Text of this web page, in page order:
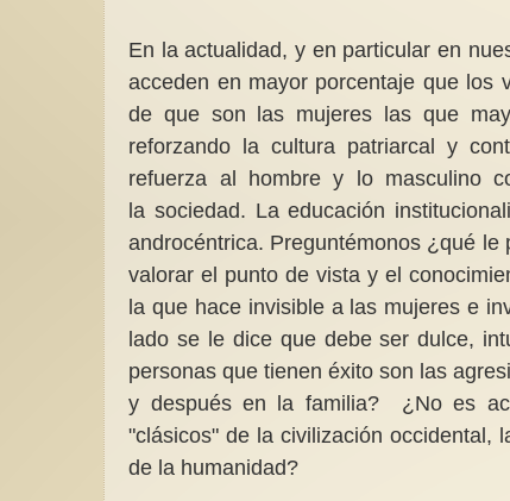
En la actualidad, y en particular en
acceden en mayor porcentaje que los
de que son las mujeres las que
reforzando la cultura patriarcal y
refuerza al hombre y lo masculino
la sociedad. La educación
androcéntrica. Preguntémonos ¿qué
valorar el punto de vista y el
la que hace invisible a las mujeres e
lado se le dice que debe ser dulce,
personas que tienen éxito son las
y después en la familia? ¿No es
"clásicos" de la civilización occidental,
de la humanidad?